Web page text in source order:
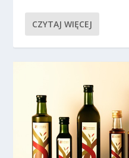
CZYTAJ WIĘCEJ